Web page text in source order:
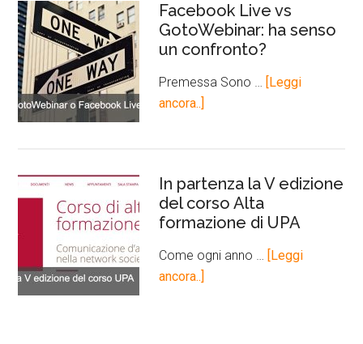
Facebook Live vs
GotoWebinar: ha senso
un confronto?
Premessa Sono …
[Leggi
ancora..]
In partenza la V edizione
del corso Alta
formazione di UPA
Come ogni anno …
[Leggi
ancora..]